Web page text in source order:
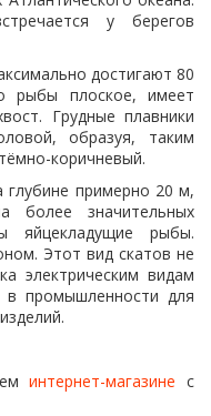
у берегов
достигают 80
плоское, имеет
Грудные плавники
образуя, таким
коричневый.
глубине примерно 20 м,
более значительных
яйцекладущие рыбы.
Этот вид скатов не
электрическим видам
в промышленности для
интернет-магазине с